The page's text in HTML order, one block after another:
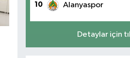
10 Alanyaspor
Detaylar için